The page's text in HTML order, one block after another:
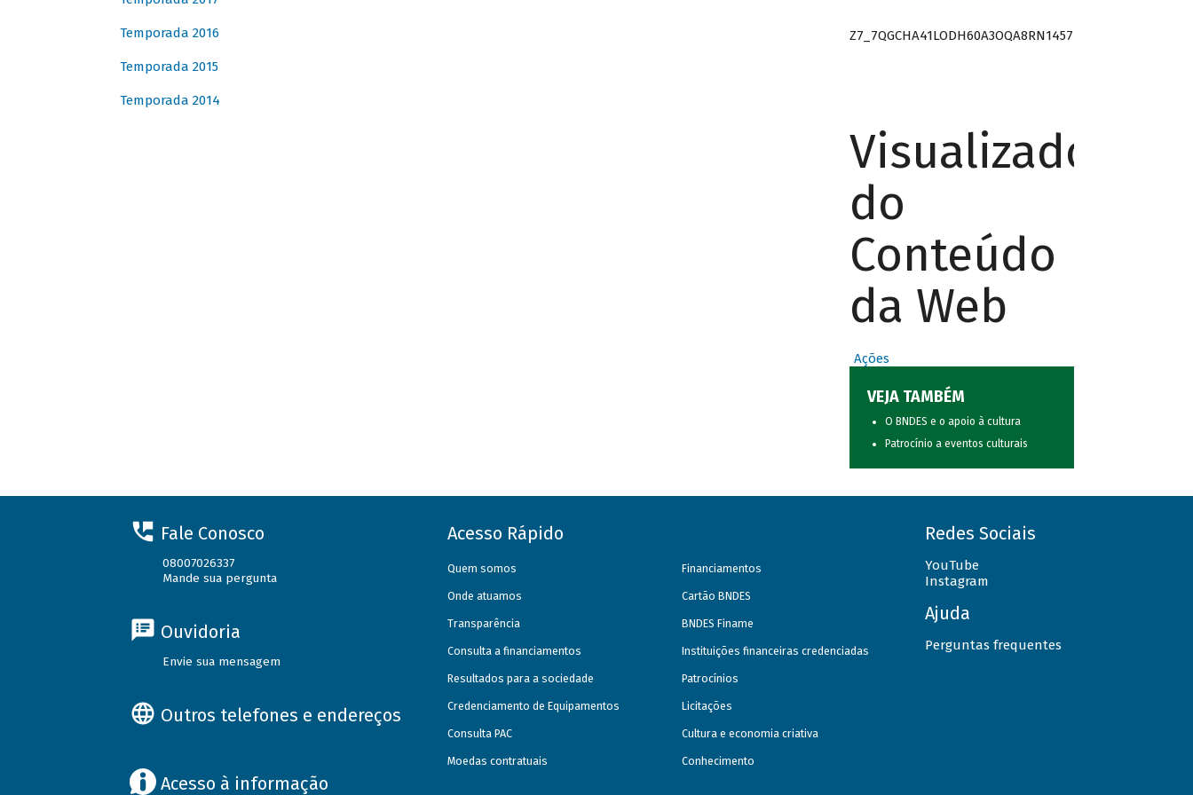
Temporada 2016
Temporada 2015
Temporada 2014
Z7_7QGCHA41LODH60A3OQA8RN1457
Visualizador
do
Conteúdo
da Web
Ações
VEJA TAMBÉM
O BNDES e o apoio à cultura
Patrocínio a eventos culturais
Fale Conosco
08007026337
Mande sua pergunta
Ouvidoria
Envie sua mensagem
Outros telefones e endereços
Acesso à informação
Acesso Rápido
Quem somos
Onde atuamos
Transparência
Consulta a financiamentos
Resultados para a sociedade
Credenciamento de Equipamentos
Consulta PAC
Moedas contratuais
Financiamentos
Cartão BNDES
BNDES Finame
Instituições financeiras credenciadas
Patrocínios
Licitações
Cultura e economia criativa
Conhecimento
Redes Sociais
YouTube
Instagram
Ajuda
Perguntas frequentes